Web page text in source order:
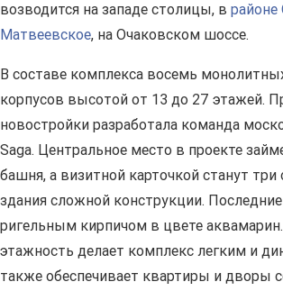
возводится на западе столицы, в районе
Матвеевское, на Очаковском шоссе.
В составе комплекса восемь
корпусов высотой от 13 до 27 этажей.
новостройки разработала команда
Saga. Центральное место в проекте
башня, а визитной карточкой станут
здания сложной конструкции.
ригельным кирпичом в цвете
этажность делает комплекс легким и
также обеспечивает квартиры и дворы